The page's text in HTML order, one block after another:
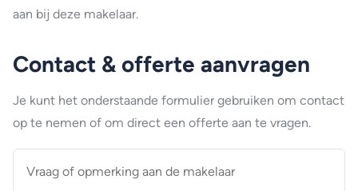
aan bij deze makelaar.
Contact & offerte aanvragen
Je kunt het onderstaande formulier gebruiken om contact
op te nemen of om direct een offerte aan te vragen.